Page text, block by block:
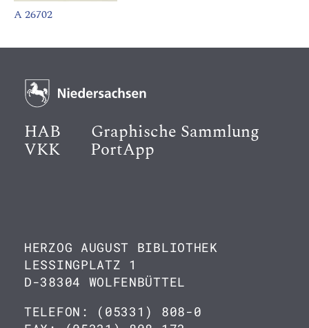
A 26702
HAB Graphische Sammlung
VKK PortApp
HERZOG AUGUST BIBLIOTHEK
LESSINGPLATZ 1
D-38304 WOLFENBÜTTEL
TELEFON: (05331) 808-0